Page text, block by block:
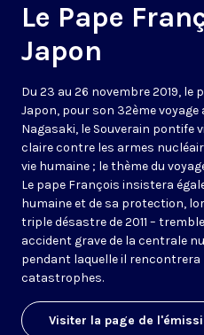
Le Pape
Japon
Du 23 au 26 novembre 2019, le
Japon, pour son 32ème
Nagasaki, le Souverain pontife
claire contre les armes
vie humaine ; le thème du
Le pape François insistera
humaine et de sa protection,
triple désastre de 2011 –
accident grave de la centrale
pendant laquelle il rencontrera
catastrophes.
Visiter la page de